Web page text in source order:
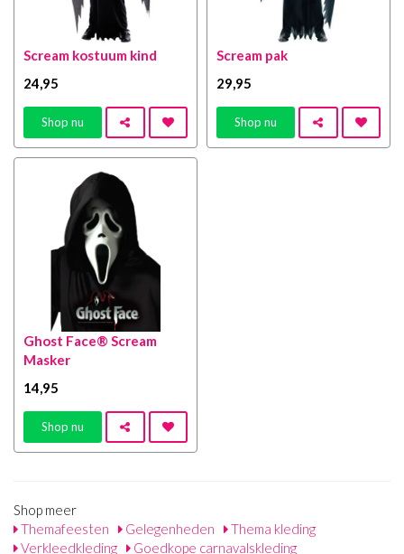
Scream kostuum kind
24 ,95
Shop nu
Scream pak
29 ,95
Shop nu
Ghost Face® Scream
Masker
14 ,95
Shop nu
Shop meer
Themafeesten
Gelegenheden
Thema kleding
Verkleedkleding
Goedkope carnavalskleding